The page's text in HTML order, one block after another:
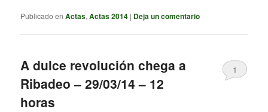
Publicado en Actas,Actas 2014 | Deja un comentario
A dulce revolución chega a
Ribadeo – 29/03/14 – 12
horas
1